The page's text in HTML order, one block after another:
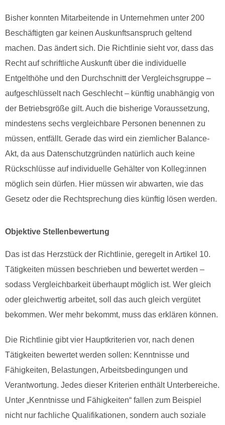
Bisher konnten Mitarbeitende in Unternehmen unter 200
Beschäftigten gar keinen Auskunftsanspruch geltend
machen. Das ändert sich. Die Richtlinie sieht vor, dass das
Recht auf schriftliche Auskunft über die individuelle
Entgelthöhe und den Durchschnitt der Vergleichsgruppe –
aufgeschlüsselt nach Geschlecht – künftig unabhängig von
der Betriebsgröße gilt. Auch die bisherige Voraussetzung,
mindestens sechs vergleichbare Personen benennen zu
müssen, entfällt. Gerade das wird ein ziemlicher Balance-
Akt, da aus Datenschutzgründen natürlich auch keine
Rückschlüsse auf individuelle Gehälter von Kolleg:innen
möglich sein dürfen. Hier müssen wir abwarten, wie das
Gesetz oder die Rechtsprechung dies künftig lösen werden.
Objektive Stellenbewertung
Das ist das Herzstück der Richtlinie, geregelt in Artikel 10.
Tätigkeiten müssen beschrieben und bewertet werden –
sodass Vergleichbarkeit überhaupt möglich ist. Wer gleich
oder gleichwertig arbeitet, soll das auch gleich vergütet
bekommen. Wer mehr bekommt, muss das erklären können.
Die Richtlinie gibt vier Hauptkriterien vor, nach denen
Tätigkeiten bewertet werden sollen: Kenntnisse und
Fähigkeiten, Belastungen, Arbeitsbedingungen und
Verantwortung. Jedes dieser Kriterien enthält Unterbereiche.
Unter „Kenntnisse und Fähigkeiten“ fallen zum Beispiel
nicht nur fachliche Qualifikationen, sondern auch soziale